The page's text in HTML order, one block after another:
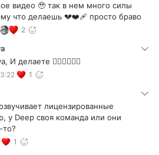
видео 🥹 так в нем много силы
что делаешь 💔❤️‍🩹 просто браво
2
И делаете ❤️‍🔥❤️‍🔥❤️‍🔥
1
лицензированные
у Deep своя команда или они
то?
1